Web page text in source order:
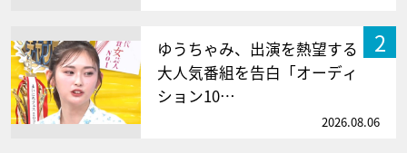
2
ゆうちゃみ、出演を熱望する
大人気番組を告白「オーディ
ション10…
2026.08.06